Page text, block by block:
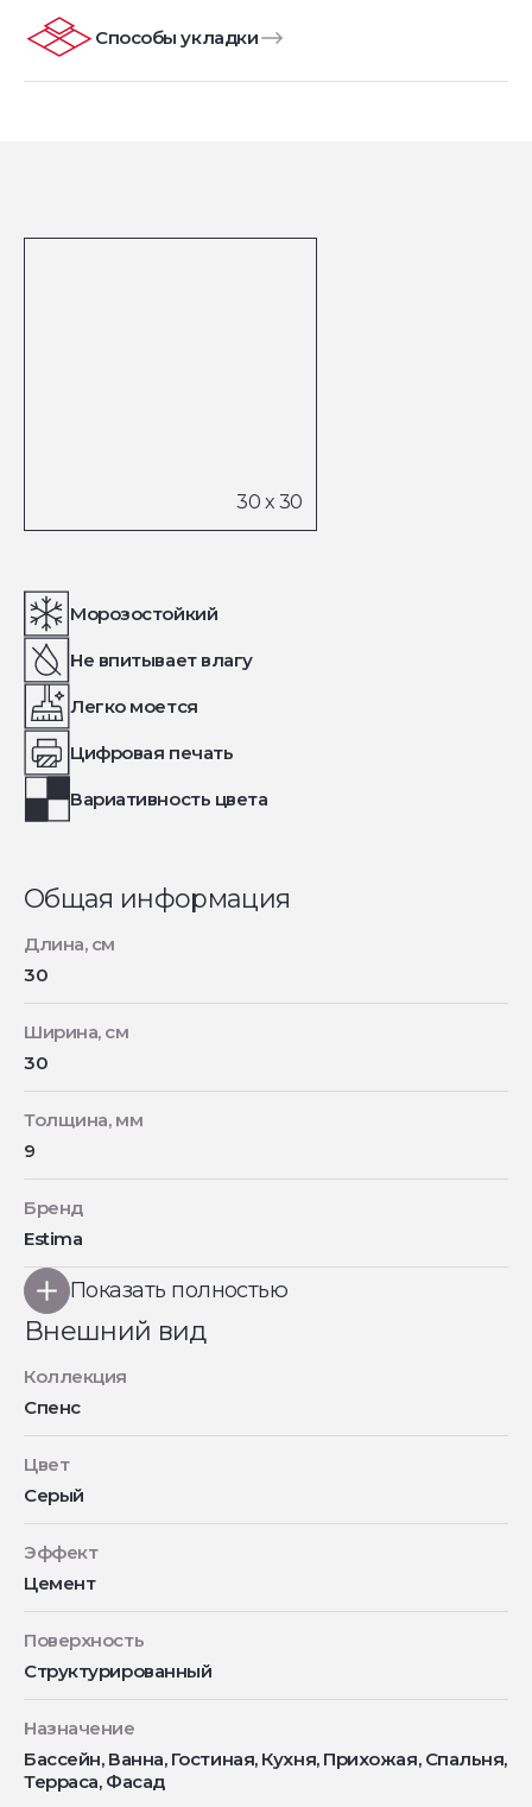
Способы укладки
Морозостойкий
Не впитывает влагу
Легко моется
Цифровая печать
Вариативность цвета
Общая информация
Длина, см
30
Ширина, см
30
Толщина, мм
9
Бренд
Estima
Показать полностью
Внешний вид
Коллекция
Спенс
Цвет
Серый
Эффект
Цемент
Поверхность
Структурированный
Назначение
Бассейн, Ванна, Гостиная, Кухня, Прихожая, Спальня,
Терраса, Фасад